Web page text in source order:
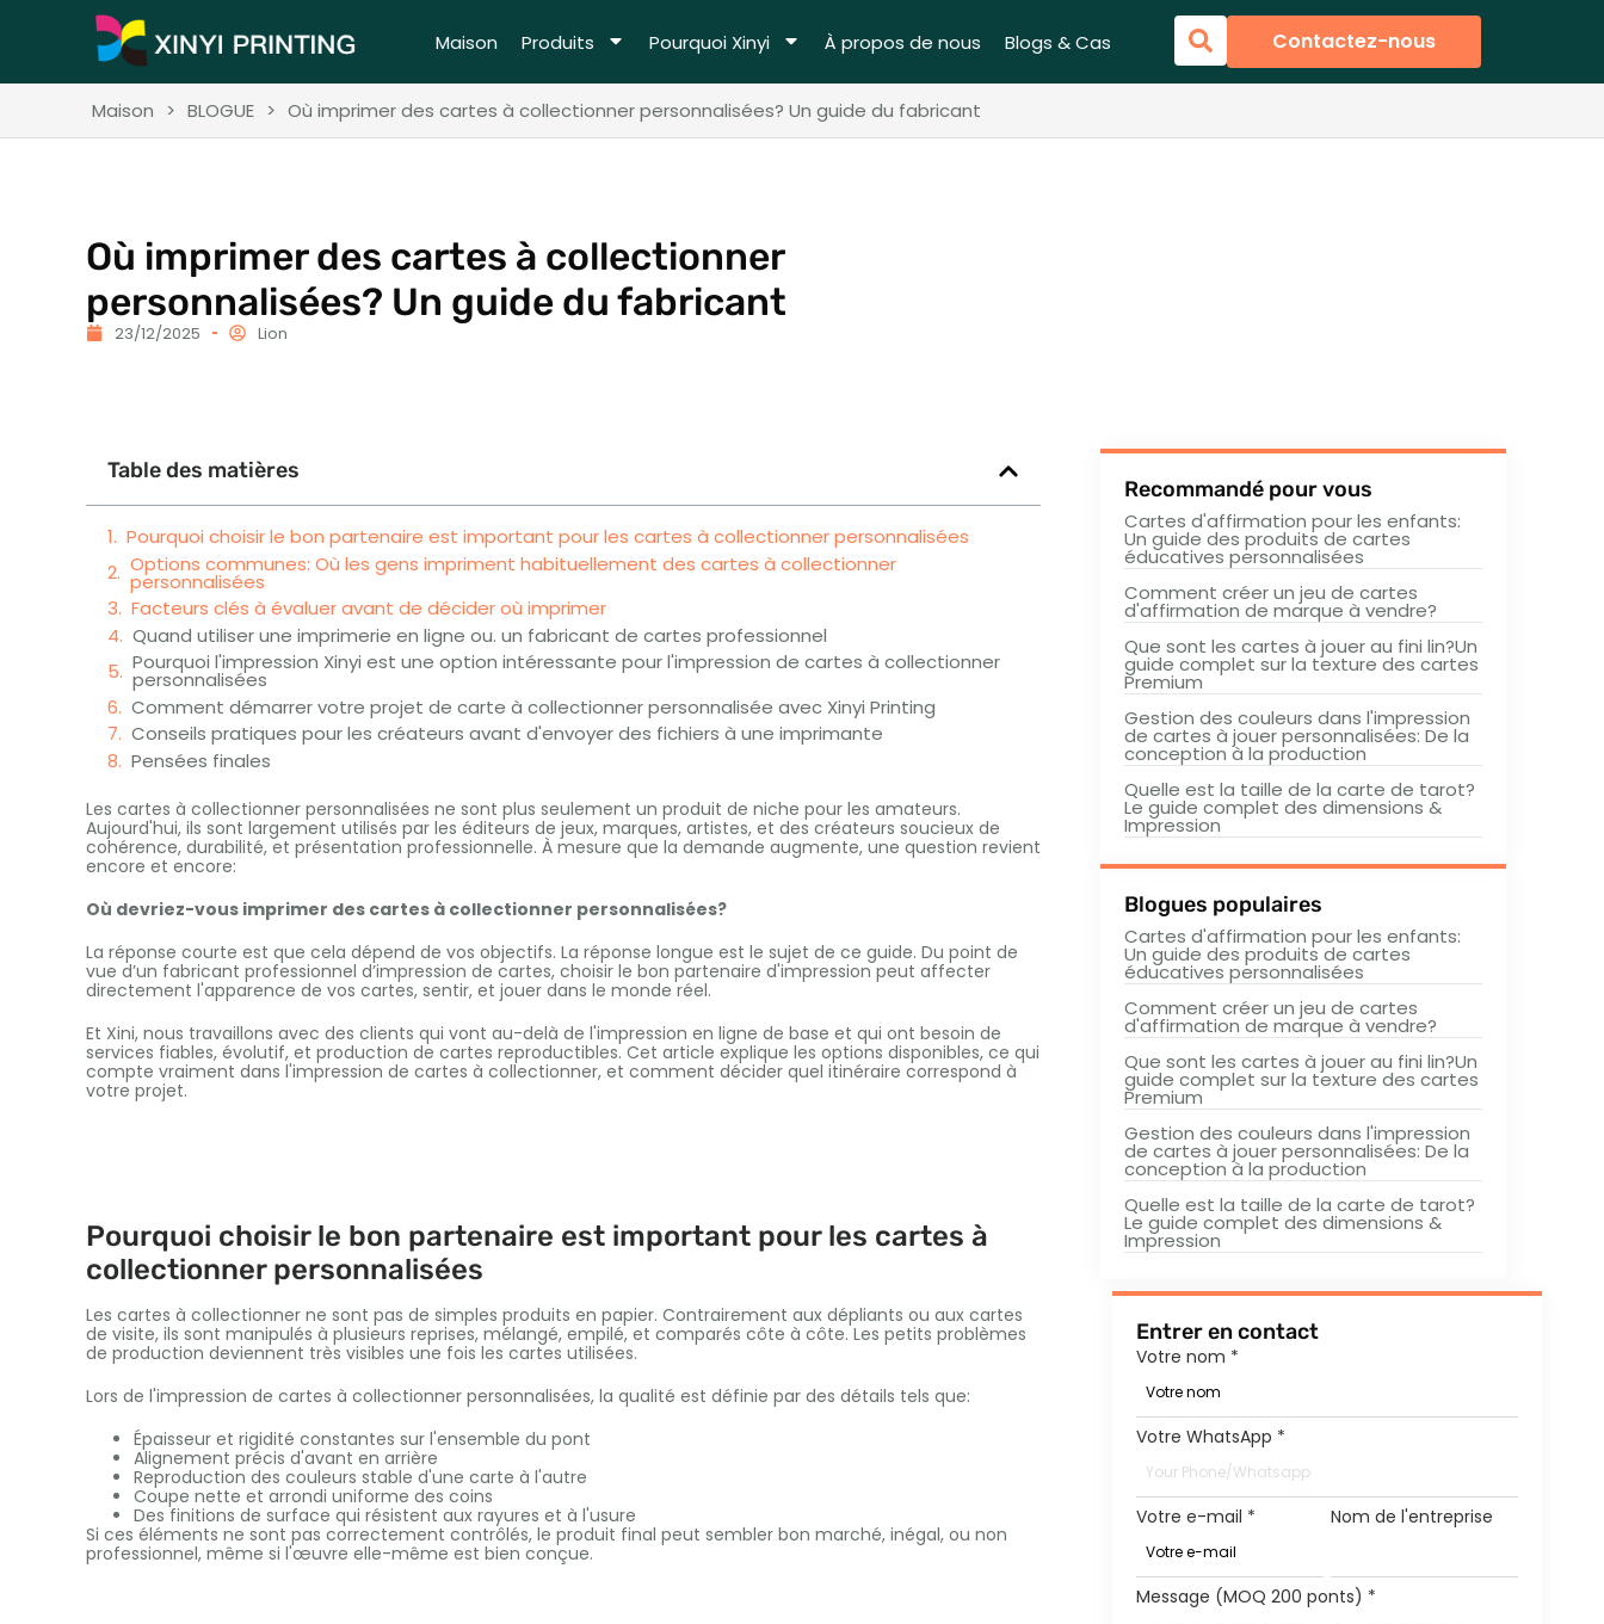
Maison Produits Pourquoi Xinyi À propos de nous Blogs & Cas Contactez-nous
Maison > BLOGUE > Où imprimer des cartes à collectionner personnalisées? Un guide du fabricant
Où imprimer des cartes à collectionner
personnalisées? Un guide du fabricant
23/12/2025 Lion
Table des matières
Pourquoi choisir le bon partenaire est important pour les cartes à collectionner personnalisées
Options communes: Où les gens impriment habituellement des cartes à collectionner
personnalisées
Facteurs clés à évaluer avant de décider où imprimer
Quand utiliser une imprimerie en ligne ou. un fabricant de cartes professionnel
Pourquoi l'impression Xinyi est une option intéressante pour l'impression de cartes à collectionner
personnalisées
Comment démarrer votre projet de carte à collectionner personnalisée avec Xinyi Printing
Conseils pratiques pour les créateurs avant d'envoyer des fichiers à une imprimante
Pensées finales
Les cartes à collectionner personnalisées ne sont plus seulement un produit de niche pour les amateurs.
Aujourd'hui, ils sont largement utilisés par les éditeurs de jeux, marques, artistes, et des créateurs soucieux de
cohérence, durabilité, et présentation professionnelle. À mesure que la demande augmente, une question revient
encore et encore:
Où devriez-vous imprimer des cartes à collectionner personnalisées?
La réponse courte est que cela dépend de vos objectifs. La réponse longue est le sujet de ce guide. Du point de
vue d’un fabricant professionnel d’impression de cartes, choisir le bon partenaire d'impression peut affecter
directement l'apparence de vos cartes, sentir, et jouer dans le monde réel.
Et Xini, nous travaillons avec des clients qui vont au-delà de l'impression en ligne de base et qui ont besoin de
services fiables, évolutif, et production de cartes reproductibles. Cet article explique les options disponibles, ce qui
compte vraiment dans l'impression de cartes à collectionner, et comment décider quel itinéraire correspond à
votre projet.
Pourquoi choisir le bon partenaire est important pour les cartes à
collectionner personnalisées
Les cartes à collectionner ne sont pas de simples produits en papier. Contrairement aux dépliants ou aux cartes
de visite, ils sont manipulés à plusieurs reprises, mélangé, empilé, et comparés côte à côte. Les petits problèmes
de production deviennent très visibles une fois les cartes utilisées.
Lors de l'impression de cartes à collectionner personnalisées, la qualité est définie par des détails tels que:
Épaisseur et rigidité constantes sur l'ensemble du pont
Alignement précis d'avant en arrière
Reproduction des couleurs stable d'une carte à l'autre
Coupe nette et arrondi uniforme des coins
Des finitions de surface qui résistent aux rayures et à l'usure
Si ces éléments ne sont pas correctement contrôlés, le produit final peut sembler bon marché, inégal, ou non
professionnel, même si l'œuvre elle-même est bien conçue.
Recommandé pour vous
Cartes d'affirmation pour les enfants:
Un guide des produits de cartes
éducatives personnalisées
Comment créer un jeu de cartes
d'affirmation de marque à vendre?
Que sont les cartes à jouer au fini lin?Un
guide complet sur la texture des cartes
Premium
Gestion des couleurs dans l'impression
de cartes à jouer personnalisées: De la
conception à la production
Quelle est la taille de la carte de tarot?
Le guide complet des dimensions &
Impression
Blogues populaires
Cartes d'affirmation pour les enfants:
Un guide des produits de cartes
éducatives personnalisées
Comment créer un jeu de cartes
d'affirmation de marque à vendre?
Que sont les cartes à jouer au fini lin?Un
guide complet sur la texture des cartes
Premium
Gestion des couleurs dans l'impression
de cartes à jouer personnalisées: De la
conception à la production
Quelle est la taille de la carte de tarot?
Le guide complet des dimensions &
Impression
Entrer en contact
Votre nom *
Votre WhatsApp *
Votre e-mail * Nom de l'entreprise
Message (MOQ 200 ponts) *